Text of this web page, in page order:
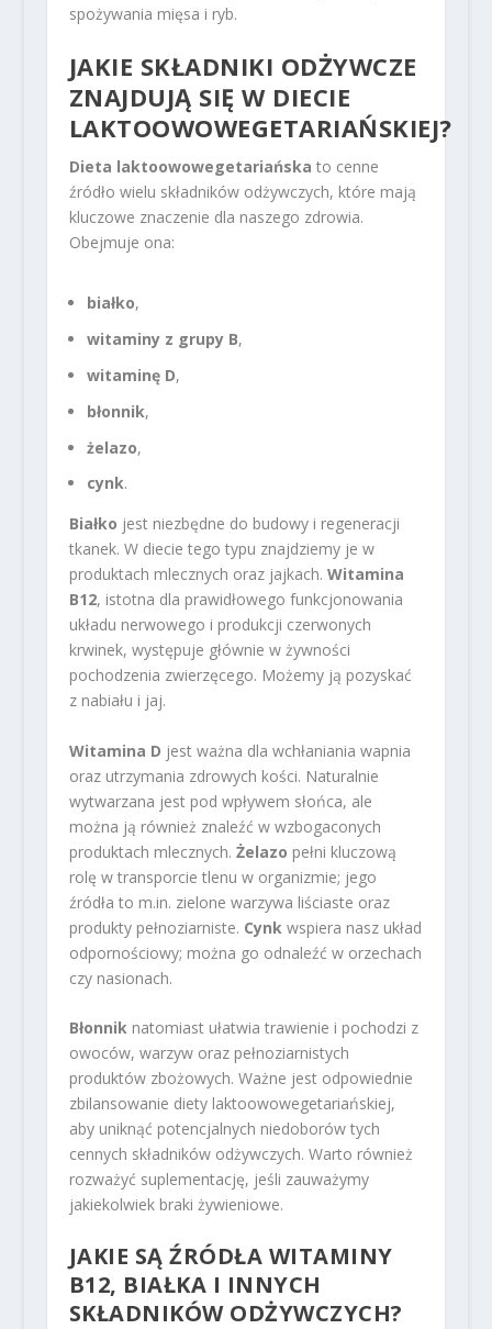
spożywania mięsa i ryb.
JAKIE SKŁADNIKI ODŻYWCZE
ZNAJDUJĄ SIĘ W DIECIE
LAKTOOWOWEGETARIAŃSKIEJ?
Dieta laktoowowegetariańska to cenne
źródło wielu składników odżywczych, które mają
kluczowe znaczenie dla naszego zdrowia.
Obejmuje ona:
białko,
witaminy z grupy B,
witaminę D,
błonnik,
żelazo,
cynk.
Białko jest niezbędne do budowy i regeneracji
tkanek. W diecie tego typu znajdziemy je w
produktach mlecznych oraz jajkach. Witamina
B12, istotna dla prawidłowego funkcjonowania
układu nerwowego i produkcji czerwonych
krwinek, występuje głównie w żywności
pochodzenia zwierzęcego. Możemy ją pozyskać
z nabiału i jaj.
Witamina D jest ważna dla wchłaniania wapnia
oraz utrzymania zdrowych kości. Naturalnie
wytwarzana jest pod wpływem słońca, ale
można ją również znaleźć w wzbogaconych
produktach mlecznych. Żelazo pełni kluczową
rolę w transporcie tlenu w organizmie; jego
źródła to m.in. zielone warzywa liściaste oraz
produkty pełnoziarniste. Cynk wspiera nasz układ
odpornościowy; można go odnaleźć w orzechach
czy nasionach.
Błonniknatomiast ułatwia trawienie i pochodzi z
owoców, warzyw oraz pełnoziarnistych
produktów zbożowych. Ważne jest odpowiednie
zbilansowanie diety laktoowowegetariańskiej,
aby uniknąć potencjalnych niedoborów tych
cennych składników odżywczych. Warto również
rozważyć suplementację, jeśli zauważymy
jakiekolwiek braki żywieniowe.
JAKIE SĄ ŹRÓDŁA WITAMINY
B12, BIAŁKA I INNYCH
SKŁADNIKÓW ODŻYWCZYCH?